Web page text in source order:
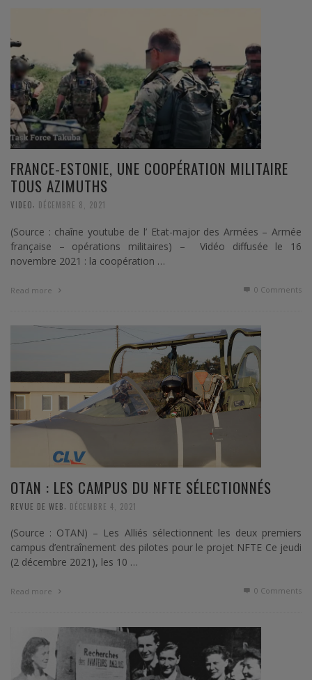
FRANCE-ESTONIE, UNE COOPÉRATION MILITAIRE
TOUS AZIMUTHS
VIDEO DÉCEMBRE 8, 2021
(Source : chaîne youtube de l’ Etat-major des Armées – Armée
française – opérations militaires) – Vidéo diffusée le 16
novembre 2021 : la coopération …
Read more 0 Comments
OTAN : LES CAMPUS DU NFTE SÉLECTIONNÉS
REVUE DE WEB DÉCEMBRE 4, 2021
(Source : OTAN) – Les Alliés sélectionnent les deux premiers
campus d’entraînement des pilotes pour le projet NFTE Ce jeudi
(2 décembre 2021), les 10 …
Read more 0 Comments